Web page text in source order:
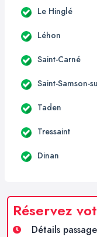
Le Hinglé
Léhon
Saint-Carné
Saint-Samson-
Taden
Tressaint
Dinan
Réservez
Détails